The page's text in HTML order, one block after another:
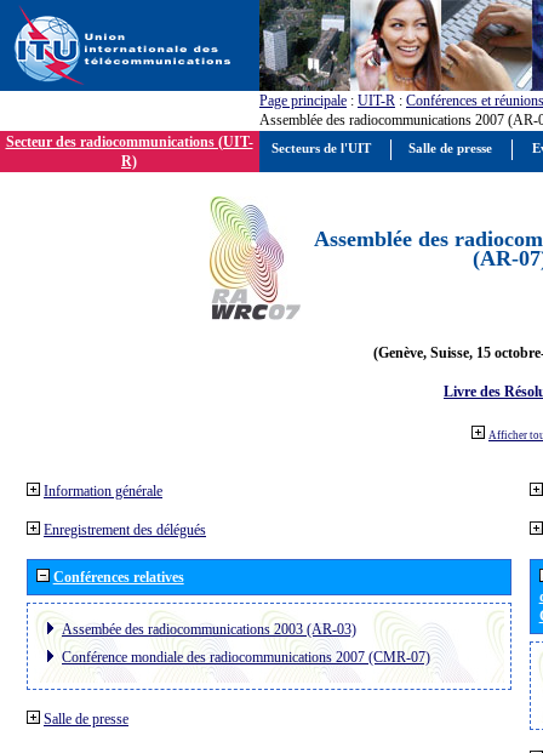
Page principale : UIT-R : Conférences et réunions
Assemblée des radiocommunications 2007 (AR-
Secteur des radiocommunications (UIT-
R)
Assemblée des
(AR-
(Genève, Suisse, 15
Livre des
Afficher
Information générale
Enregistrement des délégués
Conférences relatives
Assembée des radiocommunications 2003 (AR-03)
Conférence mondiale des radiocommunications 2007 (CMR-07)
Salle de presse
Secteurs de l'UIT Salle de presse